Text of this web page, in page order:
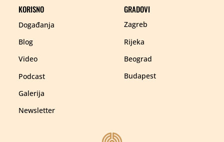
KORISNO
Događanja
Blog
Video
Podcast
Galerija
Newsletter
GRADOVI
Zagreb
Rijeka
Beograd
Budapest